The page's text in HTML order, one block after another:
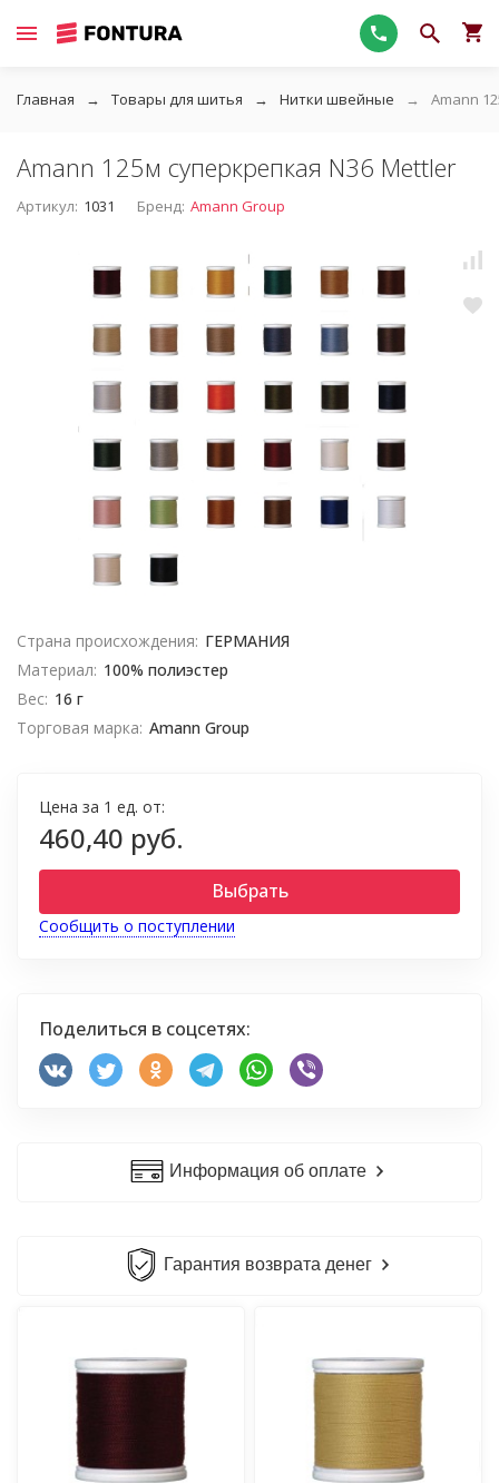
Главная Товары для шитья Нитки швейные Amann
Amann 125м суперкрепкая N36 Mettler
Артикул: 1031 Бренд: Amann Group
Страна происхождения: ГЕРМАНИЯ
Материал: 100% полиэстер
Вес: 16 г
Торговая марка: Amann Group
Цена за 1 ед. от:
460,40 руб.
Выбрать
Сообщить о поступлении
Поделиться в соцсетях:
Информация об оплате
Гарантия возврата денег